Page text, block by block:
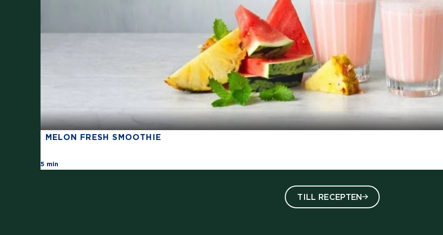
MELON FRESH SMOOTHIE
5 min
TILL RECEPTEN